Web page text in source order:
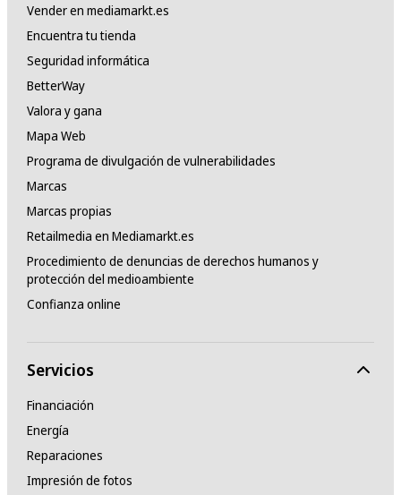
Vender en mediamarkt.es
Encuentra tu tienda
Seguridad informática
BetterWay
Valora y gana
Mapa Web
Programa de divulgación de vulnerabilidades
Marcas
Marcas propias
Retailmedia en Mediamarkt.es
Procedimiento de denuncias de derechos humanos y
protección del medioambiente
Confianza online
Servicios
Financiación
Energía
Reparaciones
Impresión de fotos